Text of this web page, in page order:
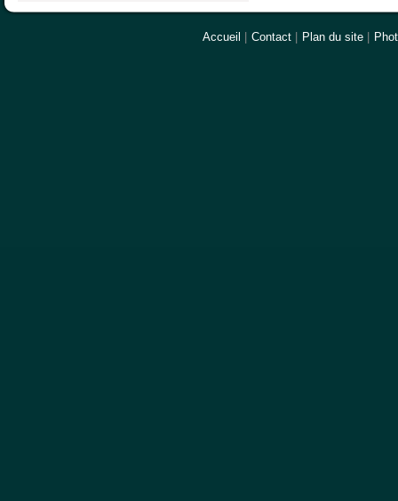
Accueil Contact Plan du site